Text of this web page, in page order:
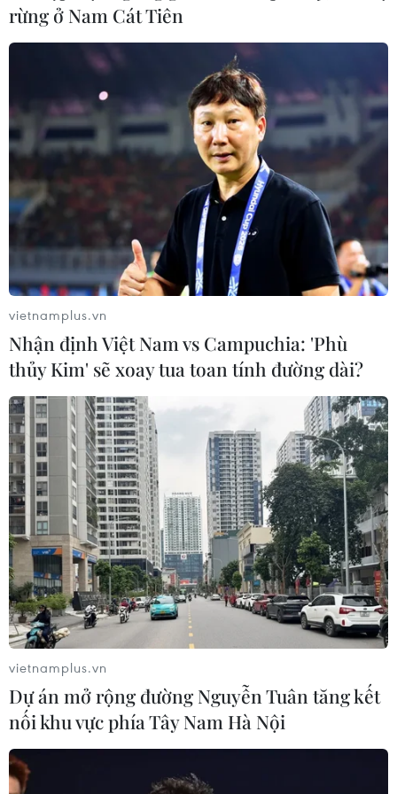
Tổng Bí thư và Phu nhân gặp gỡ
đại diện cộng đồng người Việt Nam tại
Singapore
11/03/2025 14:04
Trong chương trình thăm chính thức Cộng hòa
Singapore, tối 11/3, Tổng Bí thư Tô Lâm và Phu nhân gặp
gỡ cán bộ , nhân viên cơ quan đại diện và đại diện
cộng đồng người Việt Nam tại Singapore.
rừng ở Nam Cát Tiên
vietnamplus.vn
Nhận định Việt Nam vs Campuchia: 'Phù
thủy Kim' sẽ xoay tua toan tính đường dài?
vietnamplus.vn
Dự án mở rộng đường Nguyễn Tuân tăng kết
nối khu vực phía Tây Nam Hà Nội